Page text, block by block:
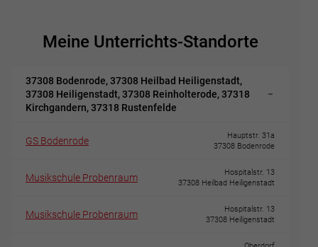
Meine Unterrichts-Standorte
37308 Bodenrode, 37308 Heilbad Heiligenstadt,
37308 Heiligenstadt, 37308 Reinholterode, 37318
Kirchgandern, 37318 Rustenfelde
GS Bodenrode
Hauptstr. 31a
37308 Bodenrode
Musikschule Probenraum
Hospitalstr. 13
37308 Heilbad Heiligenstadt
Musikschule Probenraum
Hospitalstr. 13
37308 Heiligenstadt